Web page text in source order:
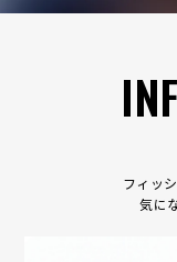
フィッ
気に